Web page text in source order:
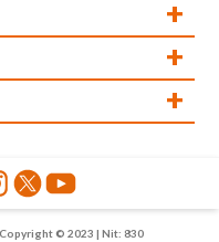
+
+
+
© 2023 | Nit: 830